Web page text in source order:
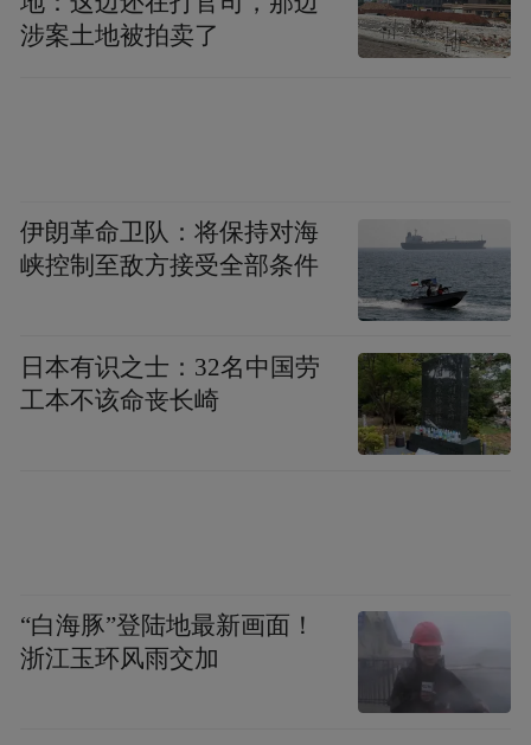
海“一镇一缆”剩余项目建设，持续推进线路
防风加固改造，复盘本次台风防御经验，不
“特别声明：以上作品内容(包括在内的视频、图片或音
频)为凤凰网旗下自媒体平台“大风号”用户上传并发
布，本平台仅提供信息存储空间服务。
Notice: The content above (including the videos,
pictures and audios if any) is uploaded and posted
by the user of Dafeng Hao, which is a social media
platform and merely provides information storage
涉案土地被拍卖了
伊朗革命卫队：将保持对海
峡控制至敌方接受全部条件
日本有识之士：32名中国劳
工本不该命丧长崎
“白海豚”登陆地最新画面！
浙江玉环风雨交加